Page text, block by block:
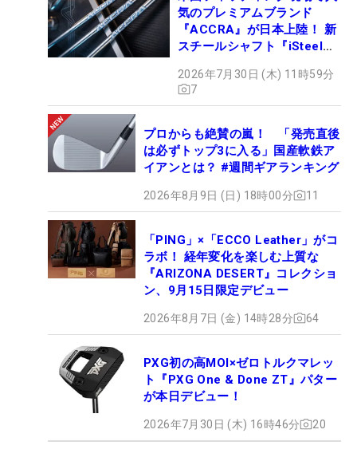
気のプレミアムブランド
『ACCRA』が日本上陸！ 新
スチールシャフト『iSteel
2026年7月30日 (木) 11時59分
7
プロからも絶賛の嵐！ 「発売直後
は必ずトップ3に入る」国産軟鉄ア
イアンとは？ #週間ギアランキング
2026年8月9日 (日) 18時00分 11
「PING」×「ECCO Leather」がコ
ラボ！ 経年変化を楽しむ上質な
『ARIZONA DESERT』コレクショ
ン、9月15日限定デビュー
2026年8月7日 (金) 14時28分 64
PXG初の高MOI×ゼロトルクマレッ
ト『PXG One & Done ZT』パター
が本日デビュー！
2026年7月30日 (木) 16時46分 20